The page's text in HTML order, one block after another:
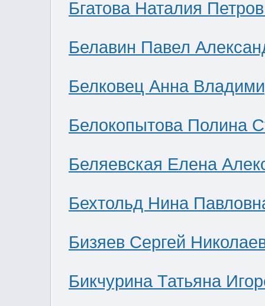
Бгатова Наталия
Белавин Павел
Белковец Анна
Белокопытова Полина
Беляевская Елена
Бехтольд Нина
Бизяев Сергей
Бикчурина Татьяна